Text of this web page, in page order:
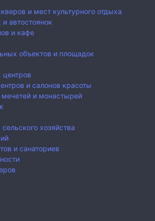
и мест культурного отдыха
автостоянок
и кафе
объектов и площадок
центров
и салонов красоты
и монастырей
хозяйства
и санаториев